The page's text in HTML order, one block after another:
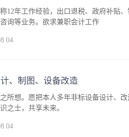
12年工作经验，出口退税、政府补贴
询等业务。欲求兼职会计工作
、制图、设备改造
所想。愿把本人多年非标设备设计、
之士，共享未来。